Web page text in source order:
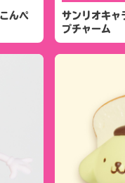
んぺ
サンリオキャ
プチャーム